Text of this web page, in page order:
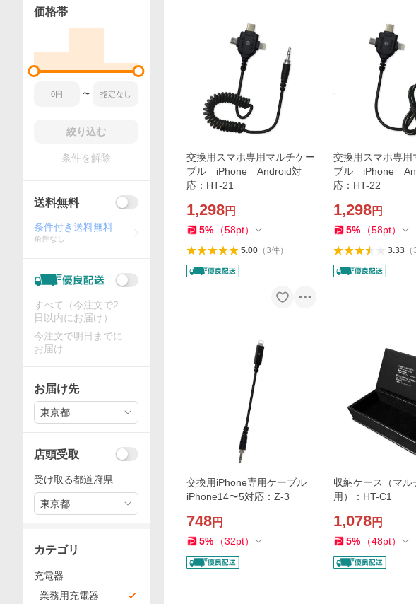
交換用スマホ専用マルチケー
ブル iPhone Android対
応：HT-21
1,298円
5% （58pt）
5.00（3件）
交換用スマホ専用
ブル iPhone
応：HT-22
1,298円
5% （58pt）
3.33（
交換用iPhone専用ケーブル
iPhone14〜5対応：Z-3
748円
5% （32pt）
収納ケース（マル
用）：HT-C1
1,078円
5% （48pt）
価格帯
〜
絞り込む
条件を解除
送料無料
条件付き送料無料
条件なし
すべて（今注文で2
日以内にお届け）
今注文で明日までに
お届け
お届け先
東京都
店頭受取
受け取る都道府県
東京都
カテゴリ
充電器
業務用充電器